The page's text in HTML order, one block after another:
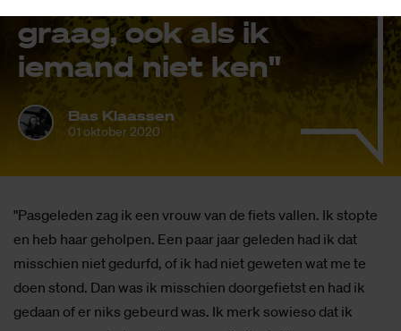
graag, ook als ik
ie­mand niet ken"
Bas Klaassen
01 oktober 2020
"Pasgeleden zag ik een vrouw van de fiets vallen. Ik stopte
en heb haar geholpen. Een paar jaar geleden had ik dat
misschien niet gedurfd, of ik had niet geweten wat me te
doen stond. Dan was ik misschien doorgefietst en had ik
gedaan of er niks gebeurd was. Ik merk sowieso dat ik